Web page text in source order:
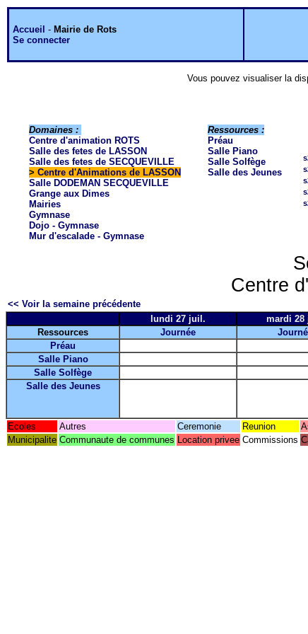
Accueil - Mairie de Rots
Se connecter
Vous pouvez visualiser la
Domaines :
Centre d'animation ROTS
Salle des fetes de LASSON
Salle des fetes de SECQUEVILLE
> Centre d'Animations de LASSON
Salle DODEMAN SECQUEVILLE
Grange aux Dimes
Mairies
Gymnase
Dojo - Gymnase
Mur d'escalade - Gymnase
Ressources :
Préau
Salle Piano
Salle Solfège
Salle des Jeunes
Centre
<< Voir la semaine précédente
lundi 27 juil.
mardi 28
Ressources
Journée
Préau
Salle Piano
Salle Solfège
Salle des Jeunes
Ecoles Autres Ceremonie Reunion
Municipalite Communaute de communes Location privee Commissions